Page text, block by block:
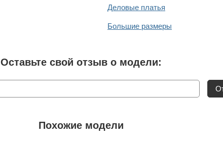
Деловые платья
Большие размеры
Оставьте свой отзыв о модели:
Похожие модели